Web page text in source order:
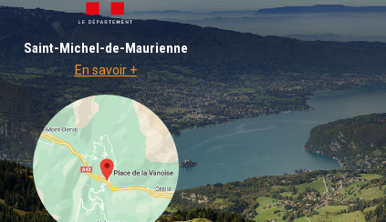
Saint-Michel-de-Maurienne
En savoir +